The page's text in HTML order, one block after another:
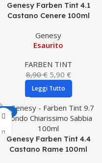
Genesy Farben Tint 4.1
Castano Cenere 100ml
Genesy
Esaurito
FARBEN TINT
8,90€ 5,90 €
Leggi Tutto
-34%
Genesy Farben Tint 4.4
Castano Rame 100ml